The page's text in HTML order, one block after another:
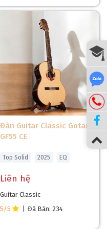
Đàn Guitar Classic Gotar
GF55 CE
Top Solid 2025 EQ
Liên hệ
Guitar Classic
5/5
Đã Bán: 234